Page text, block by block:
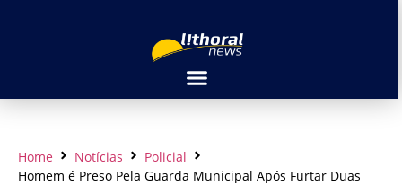
Home Notícias
Policial
Homem é Preso Pela Guarda Municipal Após Furtar Duas